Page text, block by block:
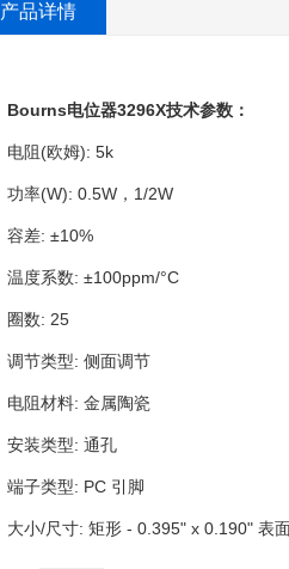
产品详情
Bourns电位器3296X技术参数：
电阻(欧姆): 5k
功率(W): 0.5W，1/2W
容差: ±10%
温度系数: ±100ppm/°C
圈数: 25
调节类型: 侧面调节
电阻材料: 金属陶瓷
安装类型: 通孔
端子类型: PC 引脚
大小/尺寸: 矩形 - 0.395" x 0.190" 表